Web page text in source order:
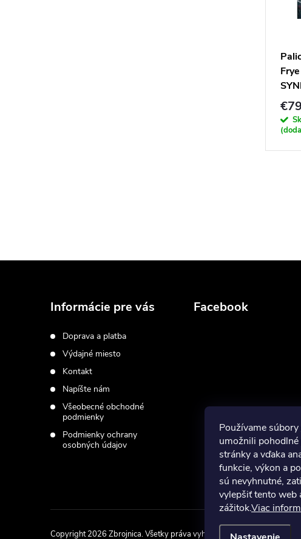
Používame súbory
umožnili
stránky a vďaka
funkcie, výkon a
sú nevyhnutné,
vylepšiť tento web
zážitok.Viac
Informácie pre vás
Doprava a platba
Výdajné miesto
Kontakt
Napíšte nám
Všeobecné obchodné
podmienky
Podmienky ochrany
osobných údajov
Facebook
Copyright 2026Zbrojnica. Všetky práva vyhradené.Upraviť nastavenie